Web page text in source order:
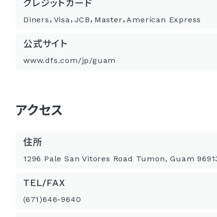
クレジットカード
Diners，Visa，JCB，Master，American Express
公式サイト
www.dfs.com/jp/guam
アクセス
住所
1296 Pale San Vitores Road Tumon, Guam
TEL/FAX
(671)646-9640